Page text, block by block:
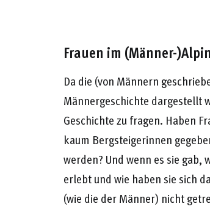
Frauen im (Männer-
Da die (von Männern
Männergeschichte dargestellt
Geschichte zu fragen. Haben
kaum Bergsteigerinnen
werden? Und wenn es sie gab,
erlebt und wie haben sie sich
(wie die der Männer) nicht